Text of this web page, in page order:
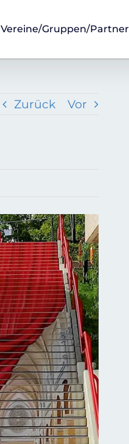
Vereine/Gruppen/Partner
Zurück Vor